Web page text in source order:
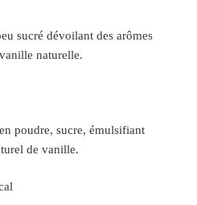
sucré dévoilant des arômes
naturelle.
poudre, sucre, émulsifiant
de vanille.